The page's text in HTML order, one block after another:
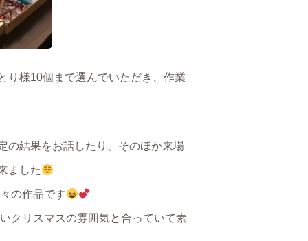
り様10個まで選んでいただき、作業
の結果をお話したり、そのほか来場
ました
の作品です
クリスマスの雰囲気と合っていて素